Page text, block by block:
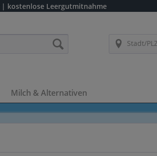
| kostenlose Leergutmitnahme
Stadt/
Milch & Alternativen